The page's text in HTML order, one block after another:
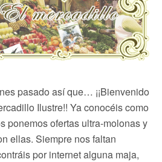
pasado así que… ¡¡Bienvenido
Ilustre!! Ya conocéis como
ponemos ofertas ultra-molonas y
ellas. Siempre nos faltan
por internet alguna maja,